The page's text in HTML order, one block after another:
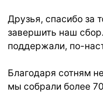
Друзья, спасибо за
завершить наш
поддержали, по-
Благодаря сотням
мы собрали более